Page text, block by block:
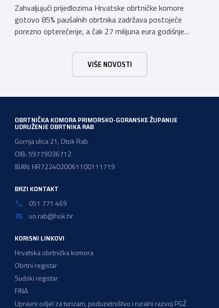
Zahvaljujući prijedlozima Hrvatske obrtničke komore
gotovo 85% paušalnih obrtnika zadržava postojeće
porezno opterećenje, a čak 27 milijuna eura godišnje
komora pozdravlja odluku Vlade Republike Hrvatske da u
konačnom prijedlogu poreznih izmjena prihvati ključne
prijedloge HOK-a iznesene tijekom intenzivnog dijaloga s
VIŠE NOVOSTI
OBRTNIČKA KOMORA PRIMORSKO-GORANSKE ŽUPANIJE
UDRUŽENJE OBRTNIKA RAB
Gornja ulica 21, Otok Rab
OIB: 59779036712
IBAN: HR7224020061100111719
BRZI KONTAKT
051 771 469
uo.rab@hok.hr
KORISNI LINKOVI
Hrvatska obrtnička komora
Obrtni registar
Sudski registar
FINA
Upravni odjel za turizam, poduzetništvo i ruralni razvoj PGŽ